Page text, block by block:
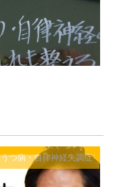
うつ病・自律神経失調症